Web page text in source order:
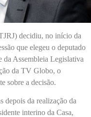
decidiu, no início da
que elegeu o deputado
da Assembleia Legislativa
da TV Globo, o
sobre a decisão.
depois da realização da
interino da Casa,